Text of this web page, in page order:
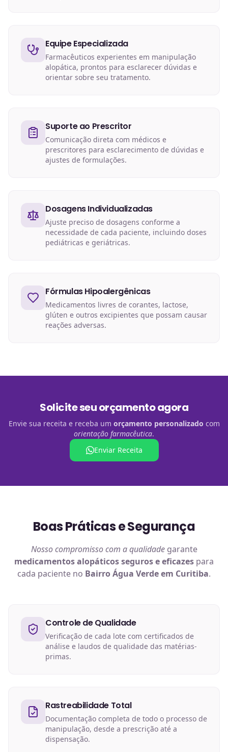
Equipe Especializada
Farmacêuticos experientes em manipulação
alopática, prontos para esclarecer dúvidas e
orientar sobre seu tratamento.
Suporte ao Prescritor
Comunicação direta com médicos e
prescritores para esclarecimento de dúvidas e
ajustes de formulações.
Dosagens Individualizadas
Ajuste preciso de dosagens conforme a
necessidade de cada paciente, incluindo doses
pediátricas e geriátricas.
Fórmulas Hipoalergênicas
Medicamentos livres de corantes, lactose,
glúten e outros excipientes que possam causar
reações adversas.
Solicite seu orçamento agora
Envie sua receita e receba um orçamento personalizado com
orientação farmacêutica.
Enviar Receita
Boas Práticas e Segurança
Nosso compromisso com a qualidadegarante
medicamentos alopáticosseguros e eficazes para
cada paciente no Bairro Água Verde em Curitiba.
Controle de Qualidade
Verificação de cada lote com certificados de
análise e laudos de qualidade das matérias-
primas.
Rastreabilidade Total
Documentação completa de todo o processo de
manipulação, desde a prescrição até a
dispensação.